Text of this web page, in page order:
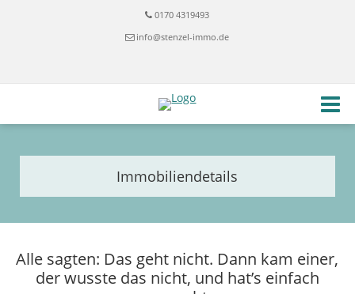
0170 4319493
info@stenzel-immo.de
Immobiliendetails
Alle sagten: Das geht nicht. Dann kam einer,
der wusste das nicht, und hat’s einfach